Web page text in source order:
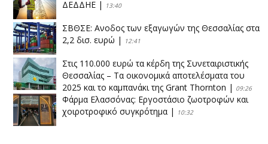
ΔΕΔΔΗΕ | 13:40
ΣΒΘΣΕ: Aνοδος των εξαγωγών της Θεσσαλίας στα
2,2 δισ. ευρώ | 12:41
Στις 110.000 ευρώ τα κέρδη της Συνεταιριστικής
Θεσσαλίας – Τα οικονομικά αποτελέσματα του
2025 και το καμπανάκι της Grant Thornton | 09:26
Φάρμα Ελασσόνας: Εργοστάσιο ζωοτροφών και
χοιροτροφικό συγκρότημα | 10:32